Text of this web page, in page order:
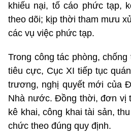
khiếu nại, tố cáo phức tạp,
theo dõi; kịp thời tham mưu
các vụ việc phức tạp.
Trong công tác phòng,
tiêu cực, Cục XI tiếp tục
trương, nghị quyết mới của
Nhà nước. Đồng thời, đơn vị
kê khai, công khai tài sản,
chức theo đúng quy định.